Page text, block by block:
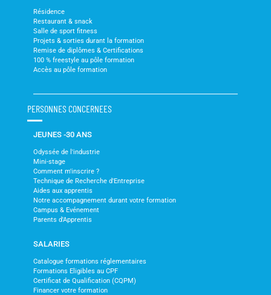
Résidence
Restaurant & snack
Salle de sport fitness
Projets & sorties durant la formation
Remise de diplômes & Certifications
100 % freestyle au pôle formation
Accès au pôle formation
PERSONNES CONCERNEES
JEUNES -30 ANS
Odyssée de l'industrie
Mini-stage
Comment m'inscrire ?
Technique de Recherche d'Entreprise
Aides aux apprentis
Notre accompagnement durant votre formation
Campus & Evénement
Parents d'Apprentis
SALARIES
Catalogue formations réglementaires
Formations Eligibles au CPF
Certificat de Qualification (CQPM)
Financer votre formation